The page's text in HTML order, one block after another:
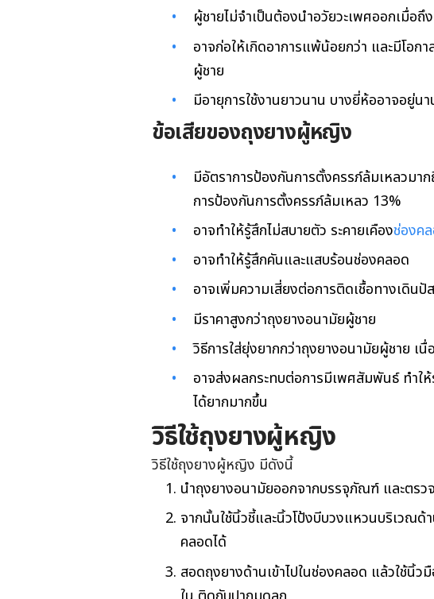
ผู้ชายไม่จำเป็นต้องนำอวัยวะเพศออกเมื่อถึง
อาจก่อให้เกิดอาการแพ้น้อยกว่า และมีโอก
ผู้ชาย
มีอายุการใช้งานยาวนาน บางยี่ห้ออาจอยู่น
ข้อเสียของถุงยางผู้หญิง
มีอัตราการป้องกันการตั้งครรภ์ล้มเหลวม
การป้องกันการตั้งครรภ์ล้มเหลว 13%
อาจทำให้รู้สึกไม่สบายตัว ระคายเคืองช่องค
อาจทำให้รู้สึกคันและแสบร้อนช่องคลอด
อาจเพิ่มความเสี่ยงต่อการติดเชื้อทางเดิน
มีราคาสูงกว่าถุงยางอนามัยผู้ชาย
วิธีการใส่ยุ่งยากกว่าถุงยางอนามัยผู้ชาย เ
อาจส่งผลกระทบต่อการมีเพศสัมพันธ์ ทำใ
ได้ยากมากขึ้น
วิธีใช้ถุงยางผู้หญิง
วิธีใช้ถุงยางผู้หญิง มีดังนี้
นำถุงยางอนามัยออกจากบรรจุภัณฑ์ และตรว
จากนั้นใช้นิ้วชี้และนิ้วโป้งบีบวงแหวนบริเวณด้
คลอดได้
สอดถุงยางด้านเข้าไปในช่องคลอด แล้วใช้นิ้ว